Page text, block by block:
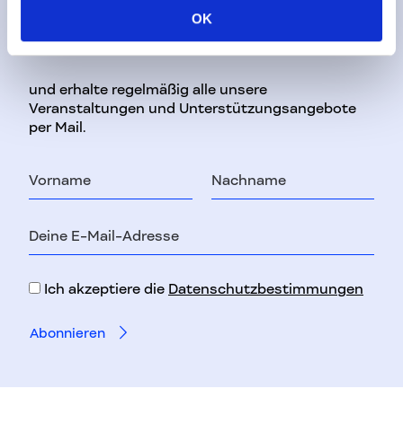
OK
Abonniere unseren Newsletter
und erhalte regelmäßig alle unsere
Veranstaltungen und Unterstützungsangebote
per Mail.
Nachname
Mail-
Ich akzeptiere die Datenschutzbestimmungen